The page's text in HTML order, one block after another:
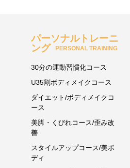
パーソナルトレーニ
ング
PERSONAL TRAINING
30分の運動習慣化コース
U35割ボディメイクコース
ダイエット/ボディメイクコ
ース
美脚・くびれコース/歪み改
善
スタイルアップコース/美ボ
ディ